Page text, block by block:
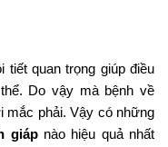
tiết quan trọng giúp điều
Do vậy mà bệnh về
mắc phải. Vậy có những
giápnào hiệu quả nhất